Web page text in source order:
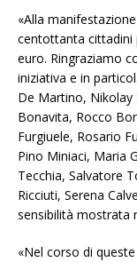
«Alla
centottanta cittadini
euro. Ringraziamo
iniziativa e in
De Martino, Nikolay
Bonavita, Rocco
Furgiuele, Rosario
Pino Miniaci, Maria
Tecchia, Salvatore
Ricciuti, Serena
sensibilità mostrata
«Nel corso di